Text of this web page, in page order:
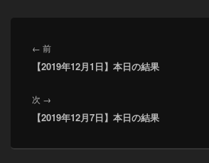
稿
ナ
ゲ
ー
シ
← 前前
の
【2019年12月1日】本日の結果
次 →
の
【2019年12月7日】本日の結果